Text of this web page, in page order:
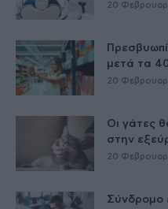
20
μετά τα 40
20
Οι γάτες
στην
20
Σύνδρομο